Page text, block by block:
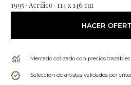
1995 · Acrílico · 114 x 146 cm
HACER
Mercado cotizado con precios trazables
Selección de artistas validados por